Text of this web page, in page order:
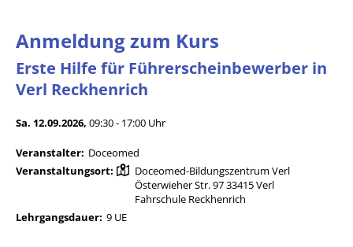
Anmeldung zum Kurs
Erste Hilfe für Führerscheinbewerber in
Verl Reckhenrich
Sa. 12.09.2026, 09:30 - 17:00 Uhr
Veranstalter: Doceomed
Veranstaltungsort:
Doceomed-Bildungszentrum Verl
Österwieher Str. 97 33415 Verl
Fahrschule Reckhenrich
Lehrgangsdauer: 9 UE